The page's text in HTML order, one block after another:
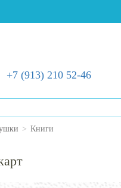
+7 (913) 210 52-46
> Книги